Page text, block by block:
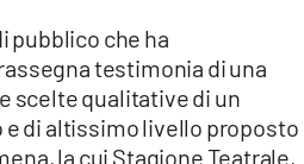
pubblico che ha
testimonia di una
scelte qualitative di un
di altissimo livello proposto
la cui Stagione Teatrale,